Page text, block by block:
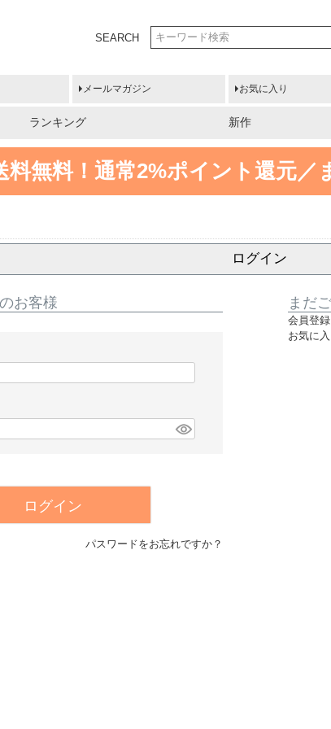
SEARCH
メールマガジン お気に入り
ランキング 新作
無料！ 通常2%ポイント還元／
ログイン
お客様
ログイン
パスワードをお忘れですか？
まだ
会員登
お気に